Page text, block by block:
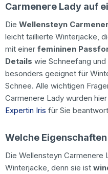
Carmenere Lady auf
Die Wellensteyn
leicht taillierte Winterjacke,
mit einer femininen
Details wie Schneefang
besonders geeignet für
Schnee. Alle wichtigen
Carmenere Lady wurden
Expertin Iris für Sie
Welche
Die Wellensteyn Carmenere
Winterjacke, denn sie ist